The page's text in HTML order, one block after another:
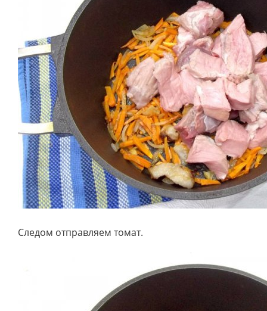
Следом отправляем томат.